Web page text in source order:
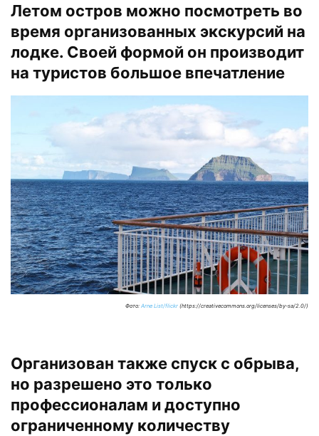
Летом остров можно посмотреть во
время организованных экскурсий на
лодке. Своей формой он производит
на туристов большое впечатление
Фото: Arne List/flickr (https://creativecommons.org/licenses/by-sa/2.0/)
Организован также спуск с обрыва,
но разрешено это только
профессионалам и доступно
ограниченному количеству